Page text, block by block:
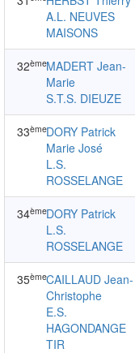
A.L. NEUVES
MAISONS
32èmeMADERT Jean-
Marie
S.T.S. DIEUZE
33èmeDORY Patrick
Marie José
L.S.
ROSSELANGE
34èmeDORY Patrick
L.S.
ROSSELANGE
35èmeCAILLAUD Jean-
Christophe
E.S.
HAGONDANGE
TIR